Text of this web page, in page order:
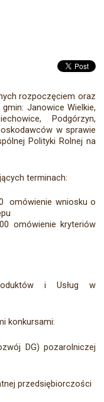
rozpoczęciem oraz
Janowice Wielkie,
Podgórzyn,
w sprawie
Polityki Rolnej na
terminach:
omówienie wniosku o
omówienie kryteriów
i Usług w
konkursami:
DG) pozarolniczej
przedsiębiorczości